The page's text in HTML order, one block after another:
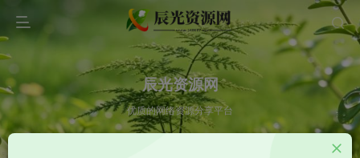
辰光资源网
优质的网络资源分享平台